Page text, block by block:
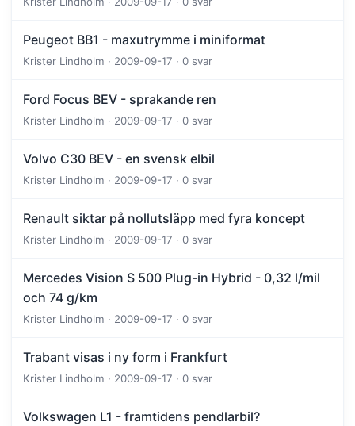
Peugeot BB1 - maxutrymme i miniformat
Krister Lindholm · 2009-09-17 · 0 svar
Ford Focus BEV - sprakande ren
Krister Lindholm · 2009-09-17 · 0 svar
Volvo C30 BEV - en svensk elbil
Krister Lindholm · 2009-09-17 · 0 svar
Renault siktar på nollutsläpp med fyra koncept
Krister Lindholm · 2009-09-17 · 0 svar
Mercedes Vision S 500 Plug-in Hybrid - 0,32 l/mil
och 74 g/km
Krister Lindholm · 2009-09-17 · 0 svar
Trabant visas i ny form i Frankfurt
Krister Lindholm · 2009-09-17 · 0 svar
Volkswagen L1 - framtidens pendlarbil?